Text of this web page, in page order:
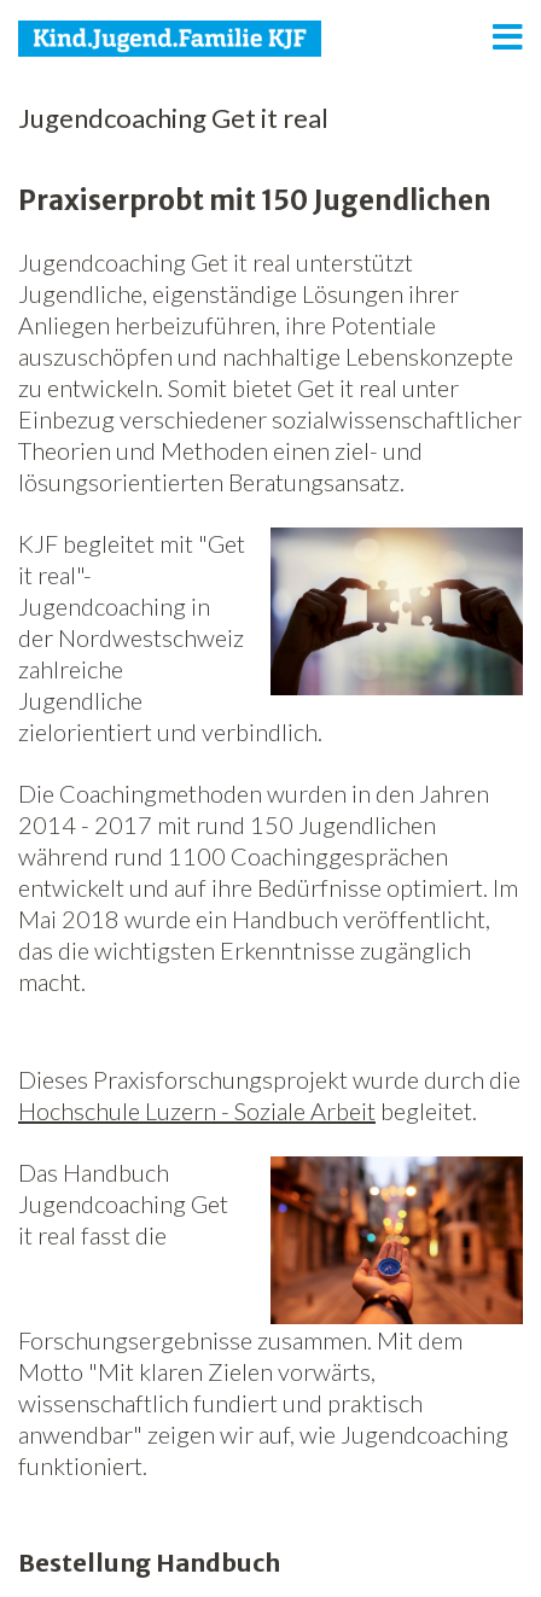
KJF
Jugend
Familie
Media
Agenda
Netzwerk
Spenden
Jobs
Freiwilligenarbeit
News
Newsletter
Jugendcoaching Get it real
Praxiserprobt mit 150 Jugendlichen
Jugendcoaching Get it real unterstützt
Jugendliche, eigenständige Lösungen ihrer
Anliegen herbeizuführen, ihre Potentiale
auszuschöpfen und nachhaltige Lebenskonzepte
zu entwickeln. Somit bietet Get it real unter
Einbezug verschiedener sozialwissenschaftlicher
Theorien und Methoden einen ziel- und
lösungsorientierten Beratungsansatz.
KJF begleitet mit "Get
it real"-
Jugendcoaching in
der Nordwestschweiz
zahlreiche
Jugendliche
zielorientiert und verbindlich.
Die Coachingmethoden wurden in den Jahren
2014 - 2017 mit rund 150 Jugendlichen
während rund 1100 Coachinggesprächen
entwickelt und auf ihre Bedürfnisse optimiert. Im
Mai 2018 wurde ein Handbuch veröffentlicht,
das die wichtigsten Erkenntnisse zugänglich
macht.
Dieses Praxisforschungsprojekt wurde durch die
Hochschule Luzern - Soziale Arbeit begleitet.
Das Handbuch
Jugendcoaching Get
it real fasst die
Forschungsergebnisse zusammen. Mit dem
Motto "Mit klaren Zielen vorwärts,
wissenschaftlich fundiert und praktisch
anwendbar" zeigen wir auf, wie Jugendcoaching
funktioniert.
Bestellung Handbuch